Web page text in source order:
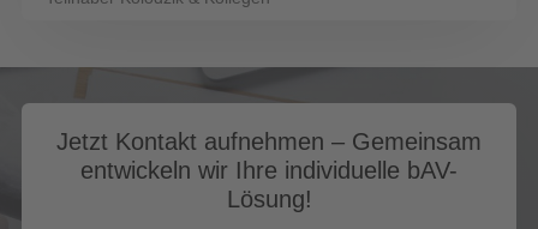
Jetzt Kontakt aufnehmen – Gemeinsam
entwickeln wir Ihre individuelle bAV-
Lösung!